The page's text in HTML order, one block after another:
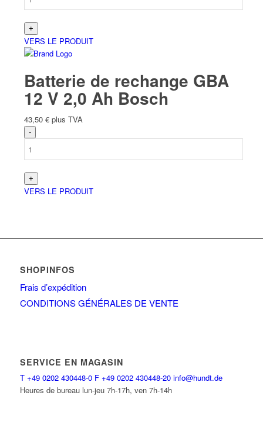
VERS LE PRODUIT
Batterie de rechange GBA
12 V 2,0 Ah Bosch
43,50 € plus TVA
VERS LE PRODUIT
SHOPINFOS
Frais d’expédition
CONDITIONS GÉNÉRALES DE VENTE
SERVICE EN MAGASIN
T +49 0202 430448-0 F +49 0202 430448-20 info@hundt.de
Heures de bureau lun-jeu 7h-17h, ven 7h-14h